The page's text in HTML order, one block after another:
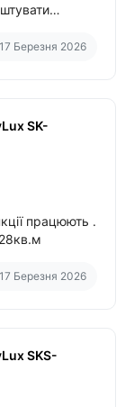
17 Березня 2026
SK-
працюють .
28кв.м
17 Березня 2026
SKS-